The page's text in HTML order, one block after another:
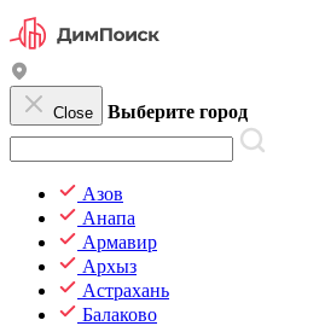
Close Выберите город
Азов
Анапа
Армавир
Архыз
Астрахань
Балаково